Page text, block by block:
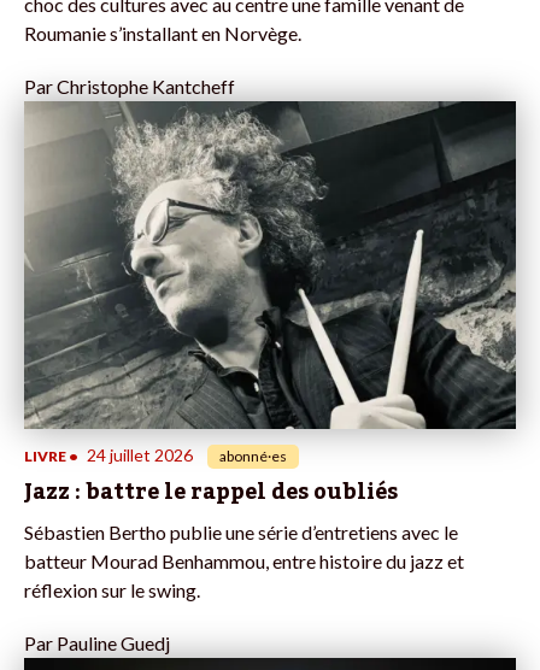
choc des cultures avec au centre une famille venant de
Roumanie s’installant en Norvège.
ParChristophe Kantcheff
LIVRE • 24 juillet 2026 abonné·es
Jazz : battre le rappel des oubliés
Sébastien Bertho publie une série d’entretiens avec le
batteur Mourad Benhammou, entre histoire du jazz et
réflexion sur le swing.
Par Pauline Guedj